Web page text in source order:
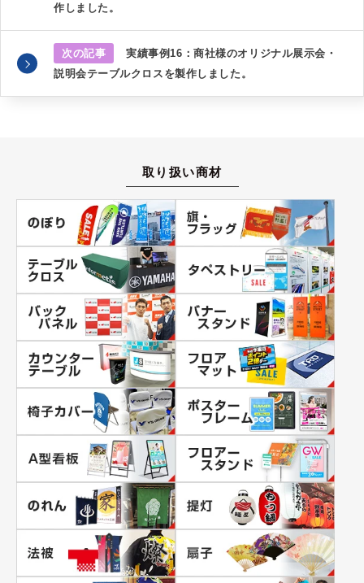
作しました。
次の記事
実績事例16：商社様のオリジナル展示会・
説明会テーブルクロスを製作しました。
取り扱い商材